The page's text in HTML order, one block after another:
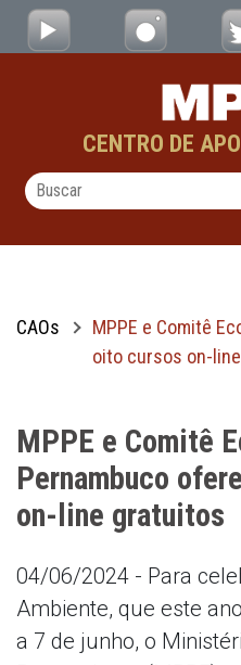
Pular para o Conteúdo principal
MPPE e Comitê
CENTRO DE
CAOs
MPPE e Comitê
oito cursos on-
MPPE e Comitê
Pernambuco
on-line gratuitos
04/06/2024 - Para
Ambiente, que este
a 7 de junho, o